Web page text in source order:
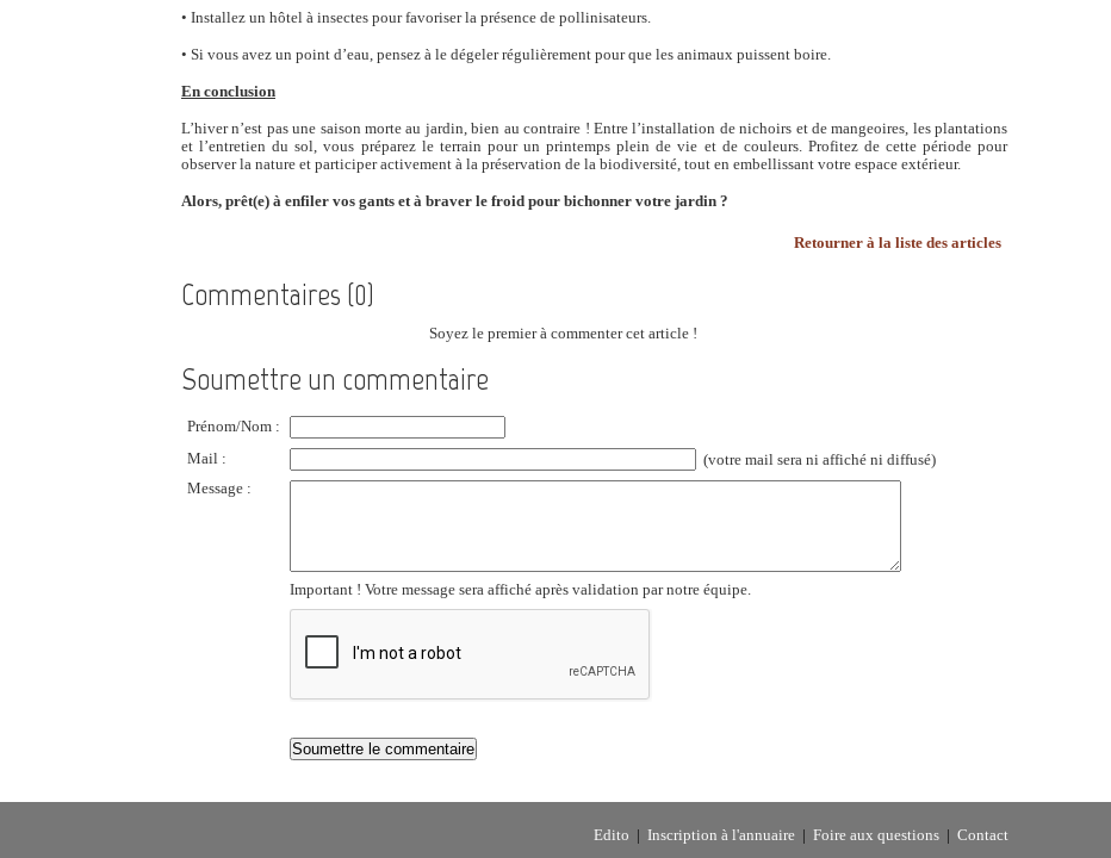
• Installez un hôtel à insectes pour favoriser la présence de pollinisateurs.
• Si vous avez un point d’eau, pensez à le dégeler régulièrement pour que les animaux puissent boire.
En conclusion
L’hiver n’est pas une saison morte au jardin, bien au contraire ! Entre l’installation de nichoirs et de mangeoires, les plantations
et l’entretien du sol, vous préparez le terrain pour un printemps plein de vie et de couleurs. Profitez de cette période pour
observer la nature et participer activement à la préservation de la biodiversité, tout en embellissant votre espace extérieur.
Alors, prêt(e) à enfiler vos gants et à braver le froid pour bichonner votre jardin ?
Retourner à la liste des articles
Commentaires (0)
Soyez le premier à commenter cet article !
Soumettre un commentaire
Prénom/Nom :
Mail :
(votre mail sera ni affiché ni diffusé)
Message :
Important ! Votre message sera affiché après validation par notre équipe.
Edito Inscription à l'annuaire Foire aux questions
Contact